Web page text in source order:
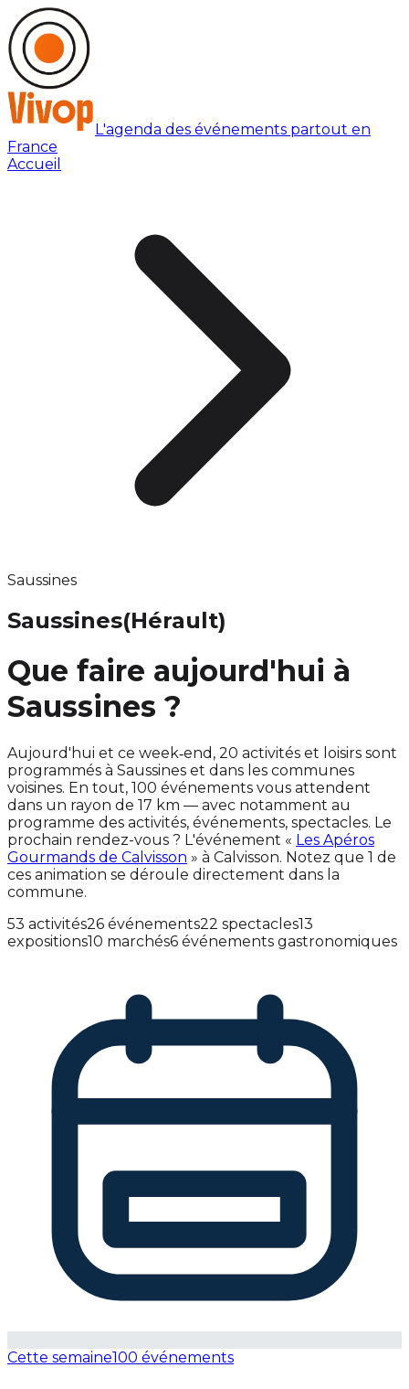
L'agenda des événements partout en
France
Accueil
Saussines
Saussines(Hérault)
Que faire aujourd'hui à
Saussines ?
Aujourd'hui et ce week‑end, 20 activités et loisirs sont
programmés à Saussines et dans les communes
voisines. En tout, 100 événements vous attendent
dans un rayon de 17 km — avec notamment au
programme des activités, événements, spectacles. Le
prochain rendez-vous ? L'événement « Les Apéros
Gourmands de Calvisson » à Calvisson. Notez que 1 de
ces animation se déroule directement dans la
commune.
53 activités26 événements22 spectacles13
expositions10 marchés6 événements gastronomiques
Cette semaine100 événements